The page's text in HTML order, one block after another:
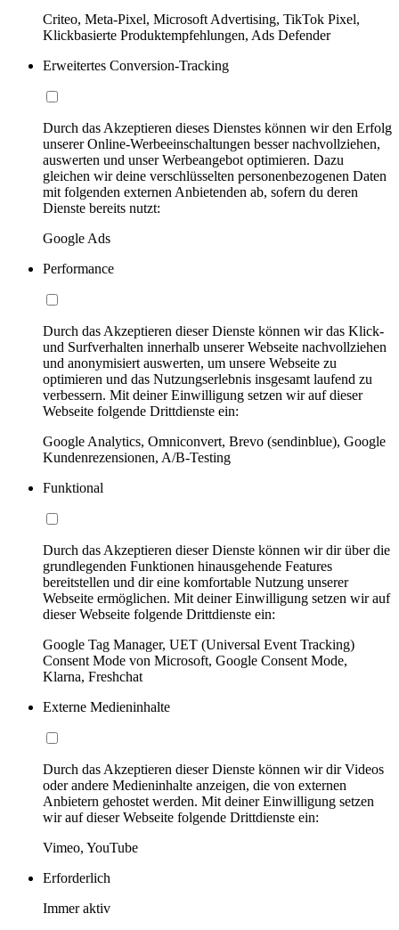
Criteo, Meta-Pixel, Microsoft Advertising, TikTok Pixel,
Klickbasierte Produktempfehlungen, Ads Defender
Erweitertes Conversion-Tracking
Durch das Akzeptieren dieses Dienstes können wir den Erfolg
unserer Online-Werbeeinschaltungen besser nachvollziehen,
auswerten und unser Werbeangebot optimieren. Dazu
gleichen wir deine verschlüsselten personenbezogenen Daten
mit folgenden externen Anbietenden ab, sofern du deren
Dienste bereits nutzt:
Google Ads
Performance
Durch das Akzeptieren dieser Dienste können wir das Klick-
und Surfverhalten innerhalb unserer Webseite nachvollziehen
und anonymisiert auswerten, um unsere Webseite zu
optimieren und das Nutzungserlebnis insgesamt laufend zu
verbessern. Mit deiner Einwilligung setzen wir auf dieser
Webseite folgende Drittdienste ein:
Google Analytics, Omniconvert, Brevo (sendinblue), Google
Kundenrezensionen, A/B-Testing
Funktional
Durch das Akzeptieren dieser Dienste können wir dir über die
grundlegenden Funktionen hinausgehende Features
bereitstellen und dir eine komfortable Nutzung unserer
Webseite ermöglichen. Mit deiner Einwilligung setzen wir auf
dieser Webseite folgende Drittdienste ein:
Google Tag Manager, UET (Universal Event Tracking)
Consent Mode von Microsoft, Google Consent Mode,
Klarna, Freshchat
Externe Medieninhalte
Durch das Akzeptieren dieser Dienste können wir dir Videos
oder andere Medieninhalte anzeigen, die von externen
Anbietern gehostet werden. Mit deiner Einwilligung setzen
wir auf dieser Webseite folgende Drittdienste ein:
Vimeo, YouTube
Erforderlich
Immer aktiv